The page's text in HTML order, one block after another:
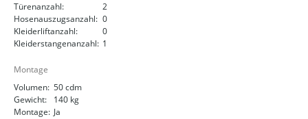
Türenanzahl:
2
Hosenauszugsanzahl: 0
Kleiderliftanzahl:
0
Kleiderstangenanzahl: 1
Montage
Volumen: 50 cdm
Gewicht:
140 kg
Montage: Ja